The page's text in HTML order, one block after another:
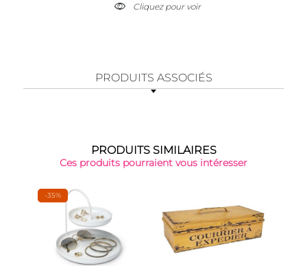
Cliquez pour voir
PRODUITS ASSOCIÉS
PRODUITS SIMILAIRES
Ces produits pourraient vous intéresser
-35%